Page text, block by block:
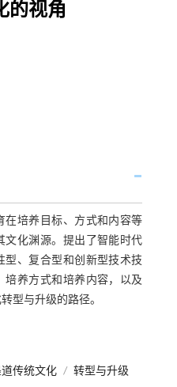
的视角
在培养目标、方式和内容等
文化渊源。提出了智能时代
型、复合型和创新型技术技
培养方式和培养内容，以及
型与升级的路径。
传统文化 / 转型与升级